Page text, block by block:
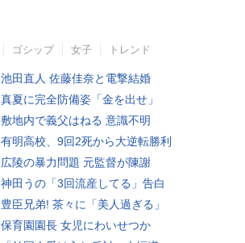
ゴシップ 女子 トレンド
池田直人 佐藤佳奈と電撃結婚
真夏に完全防備姿「金を出せ」
敷地内で義父はねる 意識不明
有明高校、9回2死から大逆転勝利
広陵の暴力問題 元監督が陳謝
神田うの「3回流産してる」告白
豊臣兄弟! 茶々に「美人過ぎる」
保育園園長 女児にわいせつか